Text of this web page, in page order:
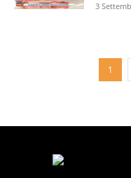
3
1